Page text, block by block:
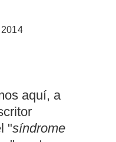
aquí, a
"síndrome